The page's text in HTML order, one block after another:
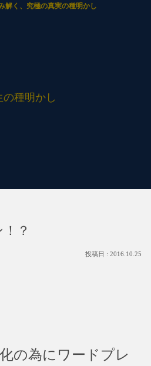
の種明かし
解く、究極の真実の種明かし
？
2016.10.25
の為にワードプレ